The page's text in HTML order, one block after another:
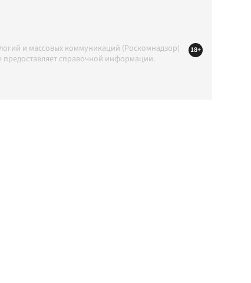
и массовых коммуникаций (Роскомнадзор)
предоставляет справочной информации.
18+